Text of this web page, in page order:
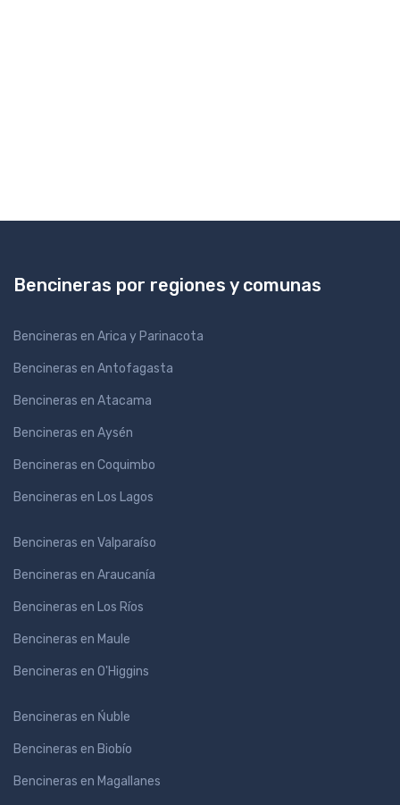
Bencineras por regiones y comunas
Bencineras en Arica y Parinacota
Bencineras en Antofagasta
Bencineras en Atacama
Bencineras en Aysén
Bencineras en Coquimbo
Bencineras en Los Lagos
Bencineras en Valparaíso
Bencineras en Araucanía
Bencineras en Los Ríos
Bencineras en Maule
Bencineras en O'Higgins
Bencineras en Ńuble
Bencineras en Biobío
Bencineras en Magallanes